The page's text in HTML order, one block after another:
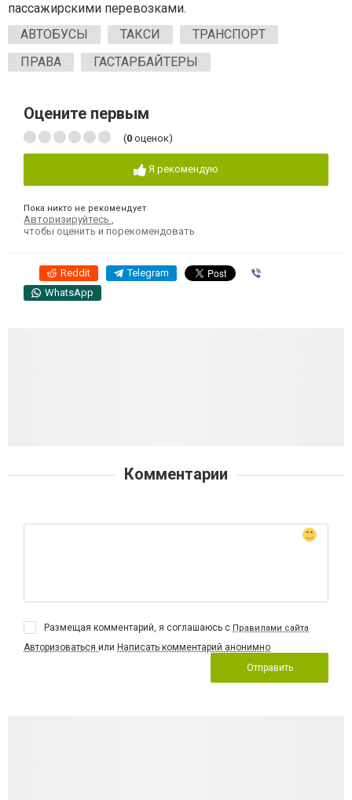
пассажирскими перевозками.
АВТОБУСЫ
ТАКСИ
ТРАНСПОРТ
ПРАВА
ГАСТАРБАЙТЕРЫ
Оцените первым
(0 оценок)
Я рекомендую
Пока никто не рекомендует
Авторизируйтесь
чтобы оценить и порекомендовать
Reddit Telegram
WhatsApp
Комментарии
Размещая комментарий, я соглашаюсь с Правилами сайта
Авторизоваться или Написать комментарий анонимно
Отправить